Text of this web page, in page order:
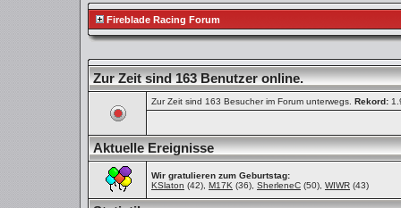
Fireblade Racing Forum
Zur Zeit sind 163 Benutzer online.
Zur Zeit sind 163 Besucher im Forum unterwegs. Rekord:
Aktuelle Ereignisse
Wir gratulieren zum Geburtstag:
KSlaton (42), M17K (36), SherleneC (50), WIWR (43)